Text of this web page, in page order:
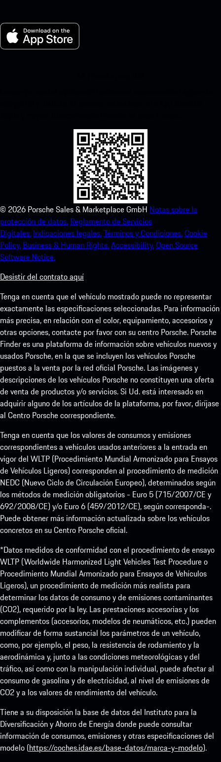
© 2026 Porsche Sales & Marketplace GmbH Notas sobre la
protección de datos. Reglamento de Servicios
Digitales. Indicaciones legales.Términos y Condiciones.Cookie
Policy. Business & Human Rights.Accessibility.Open Source
Software Notice.
Desistir del contrato aquí
Tenga en cuenta que el vehículo mostrado puede no representar
exactamente las especificaciones seleccionadas. Para información
más precisa, en relación con el color, equipamiento, accesorios y
otras opciones, contacte por favor con su centro Porsche. Porsche
Finder es una plataforma de información sobre vehículos nuevos y
usados Porsche, en la que se incluyen los vehículos Porsche
puestos a la venta por la red oficial Porsche. Las imágenes y
descripciones de los vehículos Porsche no constituyen una oferta
de venta de productos y/o servicios. Si Ud. está interesado en
adquirir alguno de los artículos de la plataforma, por favor, diríjase
al Centro Porsche correspondiente.
Tenga en cuenta que los valores de consumos y emisiones
correspondientes a vehículos usados anteriores a la entrada en
vigor del WLTP (Procedimiento Mundial Armonizado para Ensayos
de Vehículos Ligeros) corresponden al procedimiento de medición
NEDC (Nuevo Ciclo de Circulación Europeo), determinados según
los métodos de medición obligatorios - Euro 5 (715/2007/CE y
692/2008/CE) y/o Euro 6 (459/2012/CE), según corresponda-.
Puede obtener más información actualizada sobre los vehículos
concretos en su Centro Porsche oficial.
*Datos medidos de conformidad con el procedimiento de ensayo
WLTP (Worldwide Harmonized Light Vehicles Test Procedure o
Procedimiento Mundial Armonizado para Ensayos de Vehículos
Ligeros), un procedimiento de medición más realista para
determinar los datos de consumo y de emisiones contaminantes
(CO2), requerido por la ley. Las prestaciones accesorias y los
complementos (accesorios, modelos de neumáticos, etc.) pueden
modificar de forma sustancial los parámetros de un vehículo,
como, por ejemplo, el peso, la resistencia de rodamiento y la
aerodinámica y, junto a las condiciones meteorológicas y del
tráfico, así como con la manipulación individual, puede afectar al
consumo de gasolina y de electricidad, al nivel de emisiones de
CO2 y a los valores de rendimiento del vehículo.
Tiene a su disposición la base de datos del Instituto para la
Diversificación y Ahorro de Energía donde puede consultar
información de consumos, emisiones y otras especificaciones del
modelo (https://coches.idae.es/base-datos/marca-y-modelo).